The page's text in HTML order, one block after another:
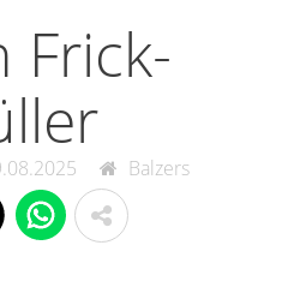
Frick-
Balzers